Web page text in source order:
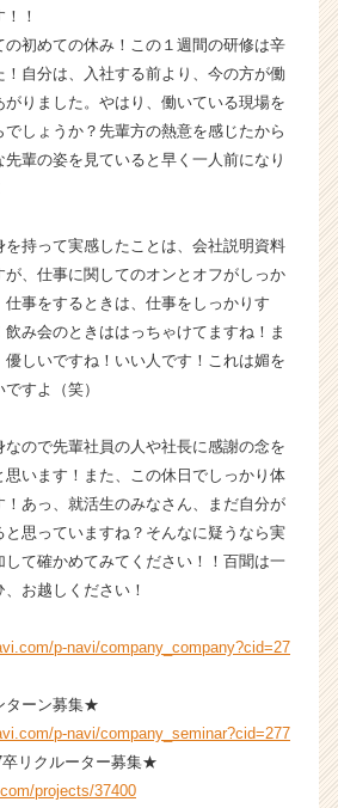
ら
く
サ
ア
C
！
の初めての休み！この１週間の研修は辛
！自分は、入社する前より、今の方が働
がりました。やはり、働いている現場を
でしょうか？先輩方の熱意を感じたから
輩の姿を見ていると早く一人前になり
持って実感したことは、会社説明資料
が、仕事に関してのオンとオフがしっか
仕事をするときは、仕事をしっかりす
み会のときははっちゃけてますね！ま
優しいですね！いい人です！これは媚を
すよ（笑）
ので先輩社員の人や社長に感謝の念を
います！また、この休日でしっかり体
！あっ、就活生のみなさん、まだ自分が
思っていますね？そんなに疑うなら実
して確かめてみてください！！百聞は一
お越しください！
p-navi/company_company?cid=27
ターン募集★
p-navi/company_seminar?cid=277
リクルーター募集★
projects/37400